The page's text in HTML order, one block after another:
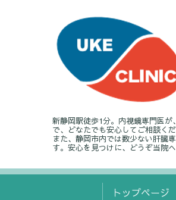
新静岡駅徒歩1分。内視鏡専門医
で、どなたでも安心してご相談くだ
また、静岡市内では数少ない肝臓
す。安心を見つけに、どうぞ当院
トップページ